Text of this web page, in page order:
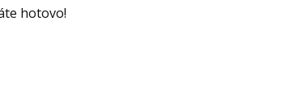
hotovo!